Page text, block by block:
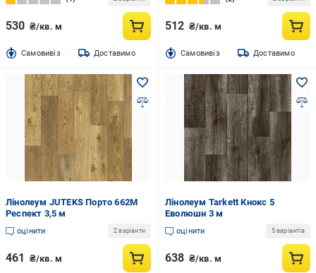
530 ₴/кв. м
Cамовивіз Доставимо
512 ₴/кв. м
Cамовивіз Доставимо
Лінолеум JUTEKS Порто 662М
Респект 3,5 м
оцінити 2 варіанти
461 ₴/кв. м
Лінолеум Tarkett Кнокс 5
Еволюшн 3 м
оцінити 5 варіантів
638 ₴/кв. м